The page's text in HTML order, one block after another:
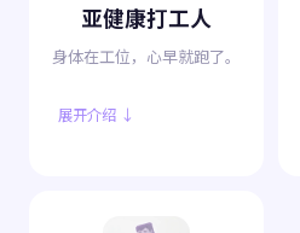
亚健康打工人
身体在工位，心早就跑了。
展开介绍 ↓